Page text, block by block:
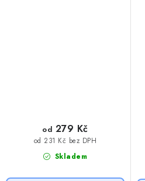
Skladem
od 231 Kč bez DPH
od 279 Kč